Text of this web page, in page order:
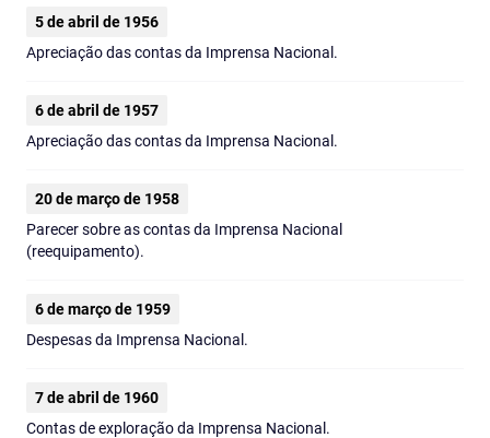
5 de abril de 1956
Apreciação das contas da Imprensa Nacional.
6 de abril de 1957
Apreciação das contas da Imprensa Nacional.
20 de março de 1958
Parecer sobre as contas da Imprensa Nacional
(reequipamento).
6 de março de 1959
Despesas da Imprensa Nacional.
7 de abril de 1960
Contas de exploração da Imprensa Nacional.